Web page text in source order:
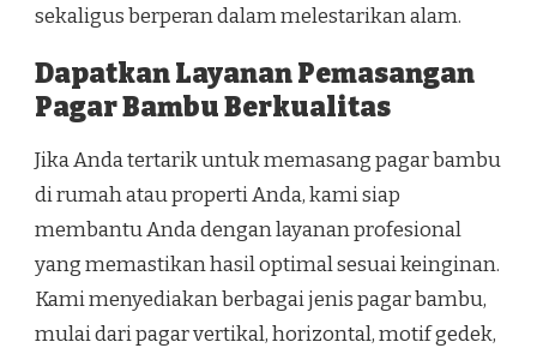
sekaligus berperan dalam melestarikan alam.
Dapatkan Layanan Pemasangan
Pagar Bambu Berkualitas
Jika Anda tertarik untuk memasang pagar bambu
di rumah atau properti Anda, kami siap
membantu Anda dengan layanan profesional
yang memastikan hasil optimal sesuai keinginan.
Kami menyediakan berbagai jenis pagar bambu,
mulai dari pagar vertikal, horizontal, motif gedek,